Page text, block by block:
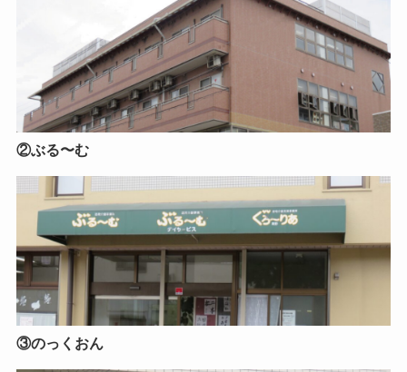
②ぶる〜む
③のっくおん